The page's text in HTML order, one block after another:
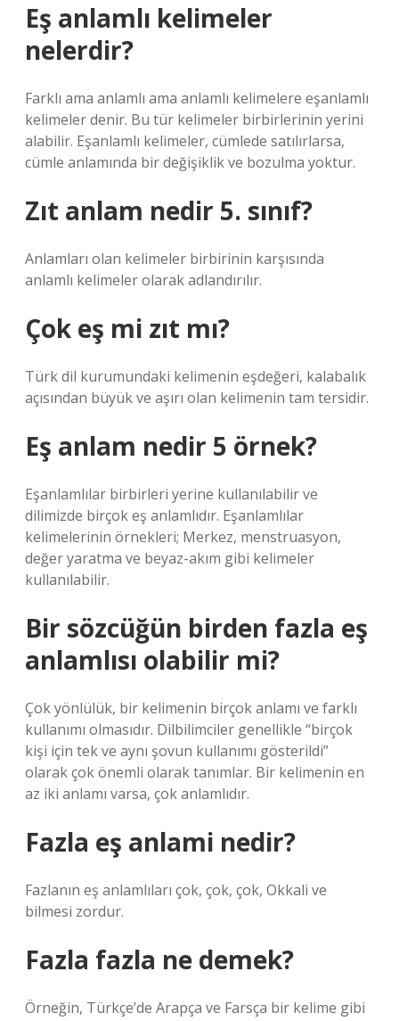
Eş anlamlı kelimeler
nelerdir?
Farklı ama anlamlı ama anlamlı kelimelere eşanlamlı
kelimeler denir. Bu tür kelimeler birbirlerinin yerini
alabilir. Eşanlamlı kelimeler, cümlede satılırlarsa,
cümle anlamında bir değişiklik ve bozulma yoktur.
Zıt anlam nedir 5. sınıf?
Anlamları olan kelimeler birbirinin karşısında
anlamlı kelimeler olarak adlandırılır.
Çok eş mi zıt mı?
Türk dil kurumundaki kelimenin eşdeğeri, kalabalık
açısından büyük ve aşırı olan kelimenin tam tersidir.
Eş anlam nedir 5 örnek?
Eşanlamlılar birbirleri yerine kullanılabilir ve
dilimizde birçok eş anlamlıdır. Eşanlamlılar
kelimelerinin örnekleri; Merkez, menstruasyon,
değer yaratma ve beyaz-akım gibi kelimeler
kullanılabilir.
Bir sözcüğün birden fazla eş
anlamlısı olabilir mi?
Çok yönlülük, bir kelimenin birçok anlamı ve farklı
kullanımı olmasıdır. Dilbilimciler genellikle “birçok
kişi için tek ve aynı şovun kullanımı gösterildi”
olarak çok önemli olarak tanımlar. Bir kelimenin en
az iki anlamı varsa, çok anlamlıdır.
Fazla eş anlami nedir?
Fazlanın eş anlamlıları çok, çok, çok, Okkali ve
bilmesi zordur.
Fazla fazla ne demek?
Örneğin, Türkçe’de Arapça ve Farsça bir kelime gibi